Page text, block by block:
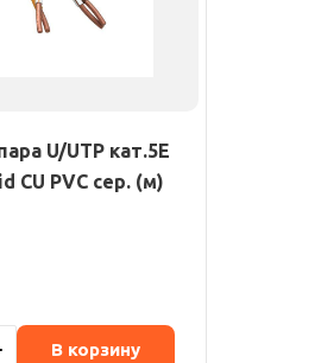
U/UTP кат.5E
CU PVC сер. (м)
В корзину